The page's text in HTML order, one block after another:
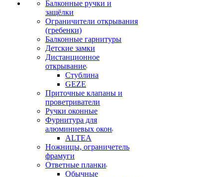
Балконные ручки и
защёлки
Ограничители открывания
(гребенки)
Балконные гарнитуры
Детские замки
Дистанционное
открывание
Стублина
GEZE
Приточные клапаны и
проветриватели
Ручки оконные
Фурнитура для
алюминиевых окон
ALTEA
Ножницы, ограничетель
фрамуги
Ответные планки
Обычные